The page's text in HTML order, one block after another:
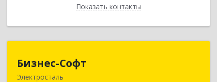
Показать контакты
Назад
Бизнес-Софт
Электросталь
144000, Московская обл, Электросталь г, Карла